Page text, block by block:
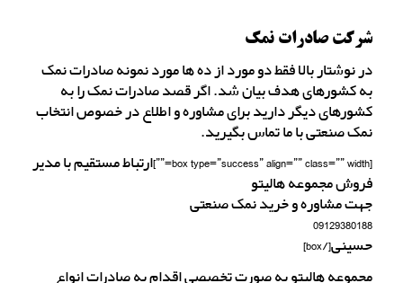
شرکت صادرات نمک
در نوشتار بالا فقط دو مورد از ده ها مورد نمونه صادرات نمک
به کشورهای هدف بیان شد. اگر قصد صادرات نمک را به
کشورهای دیگر دارید برای مشاوره و اطلاع در خصوص انتخاب
نمک صنعتی با ما تماس بگیرید.
[box type=”success” align=”” class=”” width=””]ارتباط مستقیم با مدیر
فروش مجموعه هالیتو
جهت مشاوره و خرید نمک صنعتی
09129380188
حسینی[/box]
مجموعه هالیتو به صورت تخصصی اقدام به صادرات انواع